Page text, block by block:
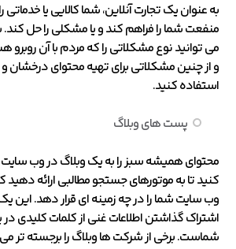
به عنوان یک تجارت آنلاین، شما کالایی یا
منفعت شما را فراهم کند و یا مشکلی را حل کند.
می توانید نوع مشکلاتی را که مردم با آن
و از چنین مشکلاتی برای تهیه محتوای
استفاده کنید.
پست های وبلاگ
محتوای همیشه سبز را به یک وبلاگ در وب
کنید تا به موتورهای جستجو مطالبی ارائه دهید
وب سایت شما را در چه زمینه ای قرار دهد. این
اشتراک گذاشتن اطلاعات غنی از کلمات کلیدی
شماست. برخی از شرکت ها وبلاگ را برجسته تر